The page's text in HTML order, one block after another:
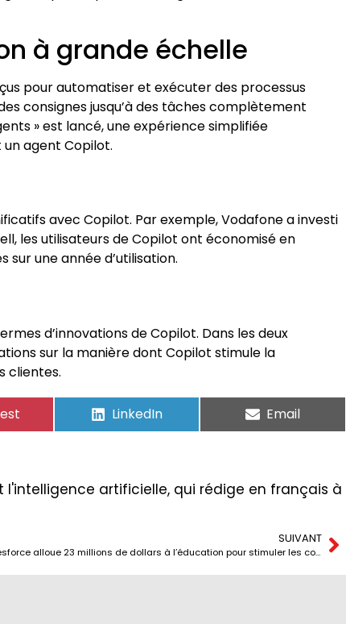
à grande échelle
pour automatiser et exécuter des processus
consignes jusqu’à des tâches complètement
» est lancé, une expérience simplifiée
agent Copilot.
avec Copilot. Par exemple, Vodafone a investi
les utilisateurs de Copilot ont économisé en
sur une année d’utilisation.
d’innovations de Copilot. Dans les deux
sur la manière dont Copilot stimule la
clientes.
LinkedIn Email
artificielle, qui rédige en français à
SUIVANT
Salesforce alloue 23 millions de dollars à l’éducation pour stimuler les compétences critiques à l’ère de l’IA